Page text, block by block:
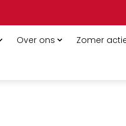
Over ons Zomer